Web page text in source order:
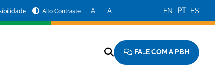
Alto Contraste −A +A EN PT ES
FALE COM A PBH